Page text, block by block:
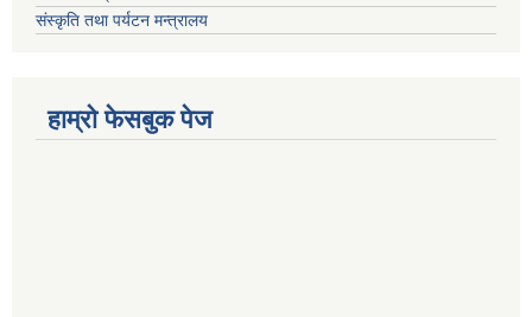
संस्कृति तथा पर्यटन मन्त्रालय
हाम्राे फेसबुक पेज